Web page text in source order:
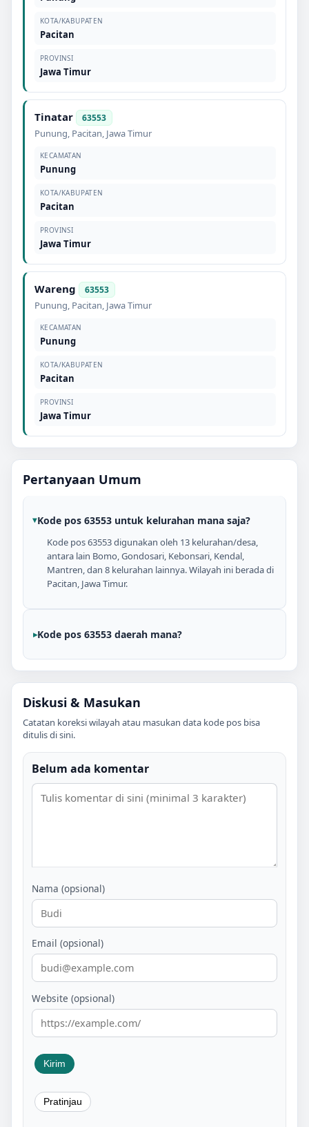
KOTA/KABUPATEN
Pacitan
PROVINSI
Jawa Timur
Tinatar 63553
Punung, Pacitan, Jawa Timur
KECAMATAN
Punung
KOTA/KABUPATEN
Pacitan
PROVINSI
Jawa Timur
Wareng 63553
Punung, Pacitan, Jawa Timur
KECAMATAN
Punung
KOTA/KABUPATEN
Pacitan
PROVINSI
Jawa Timur
Pertanyaan Umum
Kode pos 63553 untuk kelurahan mana saja?
Kode pos 63553 digunakan oleh 13 kelurahan/desa,
antara lain Bomo, Gondosari, Kebonsari, Kendal,
Mantren, dan 8 kelurahan lainnya. Wilayah ini berada di
Pacitan, Jawa Timur.
Kode pos 63553 daerah mana?
Diskusi & Masukan
Catatan koreksi wilayah atau masukan data kode pos bisa
ditulis di sini.
Belum ada komentar
Nama (opsional)
Email (opsional)
Website (opsional)